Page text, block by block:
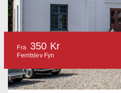
Fra 350 Kr
Ferritslev Fyn